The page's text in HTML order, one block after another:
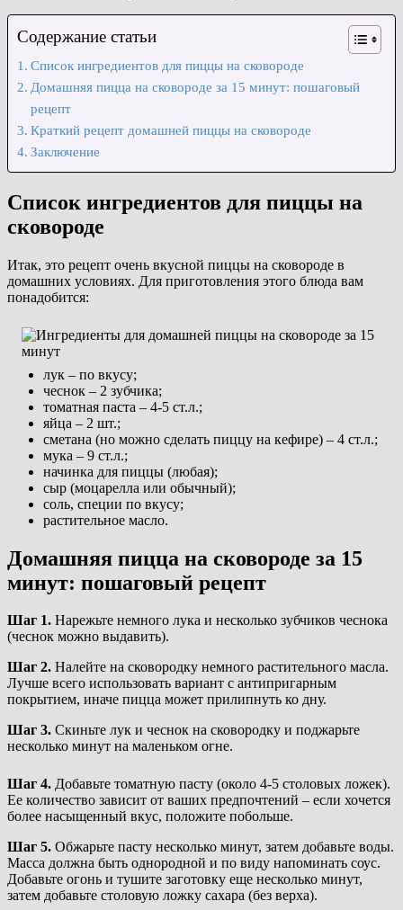
Содержание статьи
Список ингредиентов для пиццы на сковороде
Домашняя пицца на сковороде за 15 минут: пошаговый
рецепт
Краткий рецепт домашней пиццы на сковороде
Заключение
Список ингредиентов для пиццы на
сковороде
Итак, это рецепт очень вкусной пиццы на сковороде в
домашних условиях. Для приготовления этого блюда вам
понадобится:
лук – по вкусу;
чеснок – 2 зубчика;
томатная паста – 4-5 ст.л.;
яйца – 2 шт.;
сметана (но можно сделать пиццу на кефире) – 4 ст.л.;
мука – 9 ст.л.;
начинка для пиццы (любая);
сыр (моцарелла или обычный);
соль, специи по вкусу;
растительное масло.
Домашняя пицца на сковороде за 15
минут: пошаговый рецепт
Шаг 1. Нарежьте немного лука и несколько зубчиков чеснока
(чеснок можно выдавить).
Шаг 2. Налейте на сковородку немного растительного масла.
Лучше всего использовать вариант с антипригарным
покрытием, иначе пицца может прилипнуть ко дну.
Шаг 3. Скиньте лук и чеснок на сковородку и поджарьте
несколько минут на маленьком огне.
Шаг 4. Добавьте томатную пасту (около 4-5 столовых ложек).
Ее количество зависит от ваших предпочтений – если хочется
более насыщенный вкус, положите побольше.
Шаг 5. Обжарьте пасту несколько минут, затем добавьте воды.
Масса должна быть однородной и по виду напоминать соус.
Добавьте огонь и тушите заготовку еще несколько минут,
затем добавьте столовую ложку сахара (без верха).